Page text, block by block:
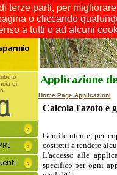
di
Home Page Applicazioni
Calcola l'azoto e
Gentile utente, per
costretti a rendere
L'accesso alle
specifico per ogni
terze parti, per
o cliccando
a tutti o ad alcuni